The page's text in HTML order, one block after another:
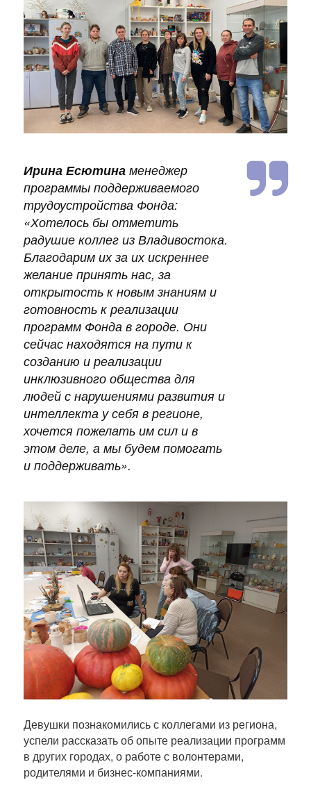
с
т
п
у
б
и
и
и
Ирина Есютинаменеджер
программы поддерживаемого
трудоустройства Фонда:
«Хотелось бы отметить
радушие коллег из Владивостока.
Благодарим их за их искреннее
желание принять нас, за
открытость к новым знаниям и
готовность к реализации
программ Фонда в городе. Они
сейчас находятся на пути к
созданию и реализации
инклюзивного общества для
людей с нарушениями развития и
интеллекта у себя в регионе,
хочется пожелать им сил и в
этом деле, а мы будем помогать
и поддерживать».
Девушки познакомились с коллегами из региона,
успели рассказать об опыте реализации программ
в других городах, о работе с волонтерами,
родителями и бизнес-компаниями.